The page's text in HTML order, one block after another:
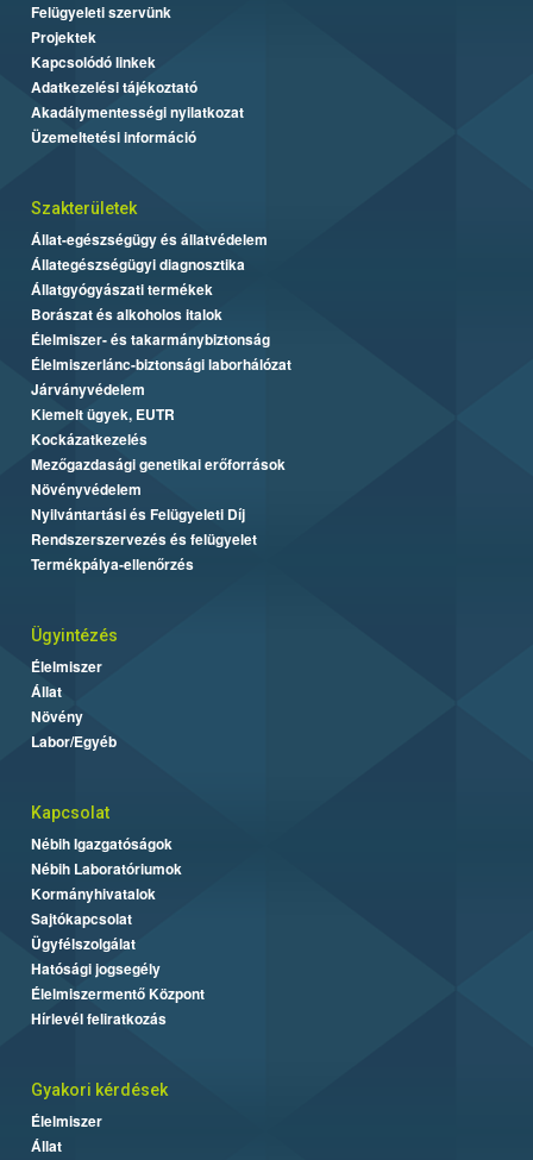
Felügyeleti szervünk
Projektek
Kapcsolódó linkek
Adatkezelési tájékoztató
Akadálymentességi nyilatkozat
Üzemeltetési információ
Szakterületek
Állat-egészségügy és állatvédelem
Állategészségügyi diagnosztika
Állatgyógyászati termékek
Borászat és alkoholos italok
Élelmiszer- és takarmánybiztonság
Élelmiszerlánc-biztonsági laborhálózat
Járványvédelem
Kiemelt ügyek, EUTR
Kockázatkezelés
Mezőgazdasági genetikai erőforrások
Növényvédelem
Nyilvántartási és Felügyeleti Díj
Rendszerszervezés és felügyelet
Termékpálya-ellenőrzés
Ügyintézés
Élelmiszer
Állat
Növény
Labor/Egyéb
Kapcsolat
Nébih Igazgatóságok
Nébih Laboratóriumok
Kormányhivatalok
Sajtókapcsolat
Ügyfélszolgálat
Hatósági jogsegély
Élelmiszermentő Központ
Hírlevél feliratkozás
Gyakori kérdések
Élelmiszer
Állat